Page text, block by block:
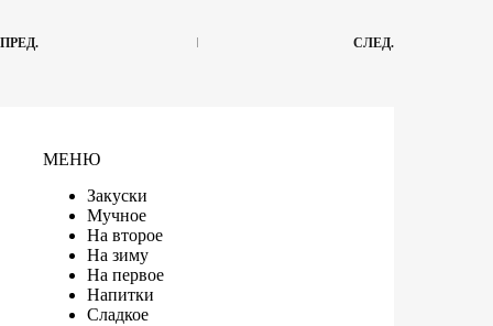
ПРЕД. СЛЕД.
МЕНЮ
Закуски
Мучное
На второе
На зиму
На первое
Напитки
Сладкое